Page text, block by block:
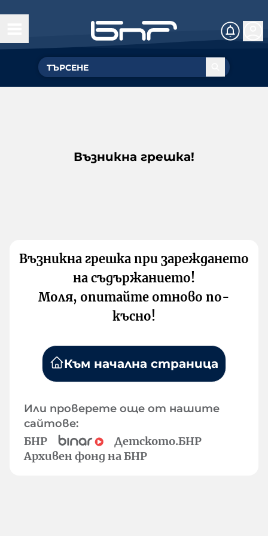
Възникна грешка!
Възникна грешка при зареждането
на съдържанието!
Моля, опитайте отново по-
късно!
Към начална страница
Или проверете още от нашите
сайтове:
БНР
Детското.БНР
Архивен фонд на БНР